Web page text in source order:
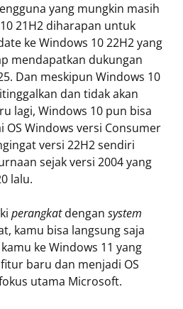
yang mungkin masih
21H2 diharapan untuk
ke Windows 10 22H2 yang
mendapatkan dukungan
Dan meskipun Windows 10
dan tidak akan
lagi, Windows 10 pun bisa
OS Windows versi Consumer
versi 22H2 sendiri
sejak versi 2004 yang
lalu.
perangkatdengan system
kamu bisa langsung saja
ke Windows 11 yang
baru dan menjadi OS
utama Microsoft.